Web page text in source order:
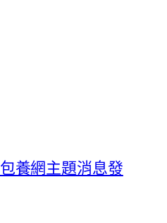
養網主題消息發